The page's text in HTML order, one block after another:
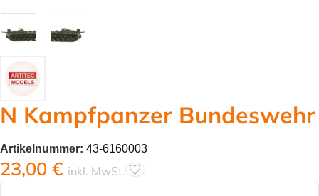
N Kampfpanzer Bundeswehr
Artikelnummer: 43-6160003
23,00 € inkl. MwSt.